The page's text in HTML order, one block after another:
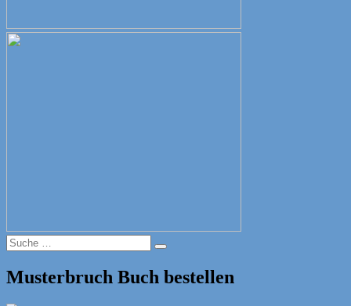
Suche
nach:
Suche
Musterbruch Buch bestellen